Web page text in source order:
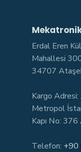
Erdal Eren
Mahallesi
34707
Kargo
Metropol
Kapı No:
Telefon: +90